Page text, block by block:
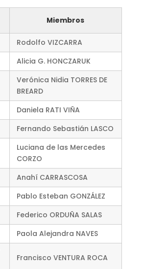
Miembros
Rodolfo VIZCARRA
Alicia G. HONCZARUK
Verónica Nidia TORRES DE
BREARD
Daniela RATI VIÑA
Fernando Sebastián LASCO
Luciana de las Mercedes
CORZO
Anahí CARRASCOSA
Pablo Esteban GONZÁLEZ
Federico ORDUÑA SALAS
Paola Alejandra NAVES
Francisco VENTURA ROCA